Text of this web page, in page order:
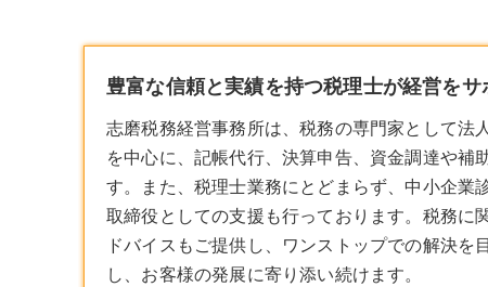
豊富な信頼と実績を持つ税理士が経営を
志磨税務経営事務所は、税務の専門家として法
を中心に、記帳代行、決算申告、資金調達や補
す。また、 税理士業務にとどまらず、中小企業
取締役としての支援も行っております。税務に
ドバイスもご提供し、ワンストップでの解決
し、お客様の発展に寄り添い続けます。